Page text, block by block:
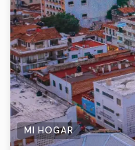
MI HOGAR